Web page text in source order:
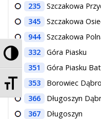
Przełącz
Zmień rozmiar
Ochrona
235
Szczakowa
345
Szczakowa
944
Szczakowa
332
Góra Piasku
351
Góra Piasku
353
Borowiec
366
Długoszyn
367
Długoszyn